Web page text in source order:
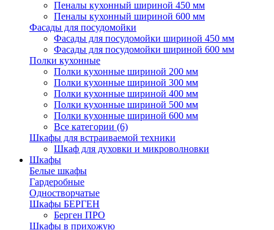
Пеналы кухонный шириной 450 мм
Пеналы кухонный шириной 600 мм
Фасады для посудомойки
Фасады для посудомойки шириной 450 мм
Фасады для посудомойки шириной 600 мм
Полки кухонные
Полки кухонные шириной 200 мм
Полки кухонные шириной 300 мм
Полки кухонные шириной 400 мм
Полки кухонные шириной 500 мм
Полки кухонные шириной 600 мм
Все категории (6)
Шкафы для встраиваемой техники
Шкаф для духовки и микроволновки
Шкафы
Белые шкафы
Гардеробные
Одностворчатые
Шкафы БЕРГЕН
Берген ПРО
Шкафы в прихожую